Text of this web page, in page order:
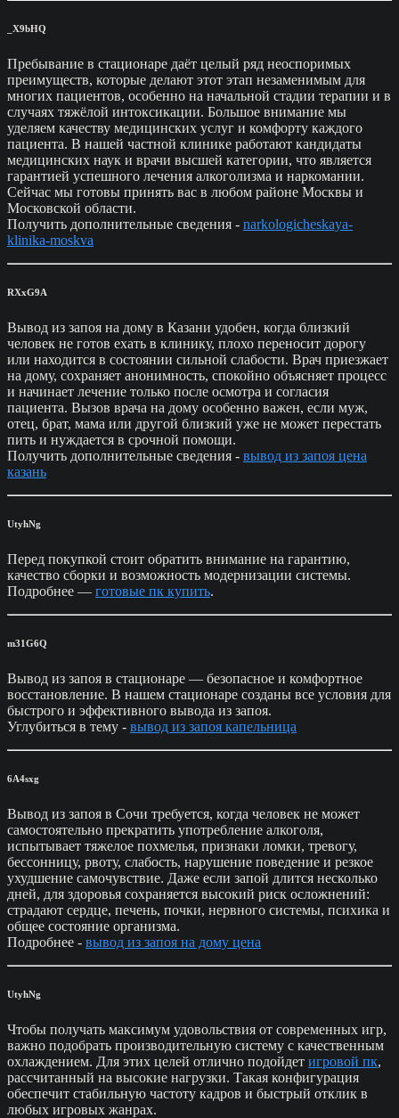
_X9bHQ
Пребывание в стационаре даёт целый ряд неоспоримых
преимуществ, которые делают этот этап незаменимым для
многих пациентов, особенно на начальной стадии терапии и в
случаях тяжёлой интоксикации. Большое внимание мы
уделяем качеству медицинских услуг и комфорту каждого
пациента. В нашей частной клинике работают кандидаты
медицинских наук и врачи высшей категории, что является
гарантией успешного лечения алкоголизма и наркомании.
Сейчас мы готовы принять вас в любом районе Москвы и
Московской области.
Получить дополнительные сведения - narkologicheskaya-
klinika-moskva
RXxG9A
Вывод из запоя на дому в Казани удобен, когда близкий
человек не готов ехать в клинику, плохо переносит дорогу
или находится в состоянии сильной слабости. Врач приезжает
на дому, сохраняет анонимность, спокойно объясняет процесс
и начинает лечение только после осмотра и согласия
пациента. Вызов врача на дому особенно важен, если муж,
отец, брат, мама или другой близкий уже не может перестать
пить и нуждается в срочной помощи.
Получить дополнительные сведения - вывод из запоя цена
казань
UtyhNg
Перед покупкой стоит обратить внимание на гарантию,
качество сборки и возможность модернизации системы.
Подробнее — готовые пк купить.
m31G6Q
Вывод из запоя в стационаре — безопасное и комфортное
восстановление. В нашем стационаре созданы все условия для
быстрого и эффективного вывода из запоя.
Углубиться в тему - вывод из запоя капельница
6A4sxg
Вывод из запоя в Сочи требуется, когда человек не может
самостоятельно прекратить употребление алкоголя,
испытывает тяжелое похмелья, признаки ломки, тревогу,
бессонницу, рвоту, слабость, нарушение поведение и резкое
ухудшение самочувствие. Даже если запой длится несколько
дней, для здоровья сохраняется высокий риск осложнений:
страдают сердце, печень, почки, нервного системы, психика и
общее состояние организма.
Подробнее - вывод из запоя на дому цена
UtyhNg
Чтобы получать максимум удовольствия от современных игр,
важно подобрать производительную систему с качественным
охлаждением. Для этих целей отлично подойдет игровой пк,
рассчитанный на высокие нагрузки. Такая конфигурация
обеспечит стабильную частоту кадров и быстрый отклик в
любых игровых жанрах.